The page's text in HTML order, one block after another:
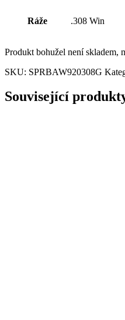
Ráže .308 Win
Produkt bohužel není skladem,
SKU: SPRBAW920308G
Související